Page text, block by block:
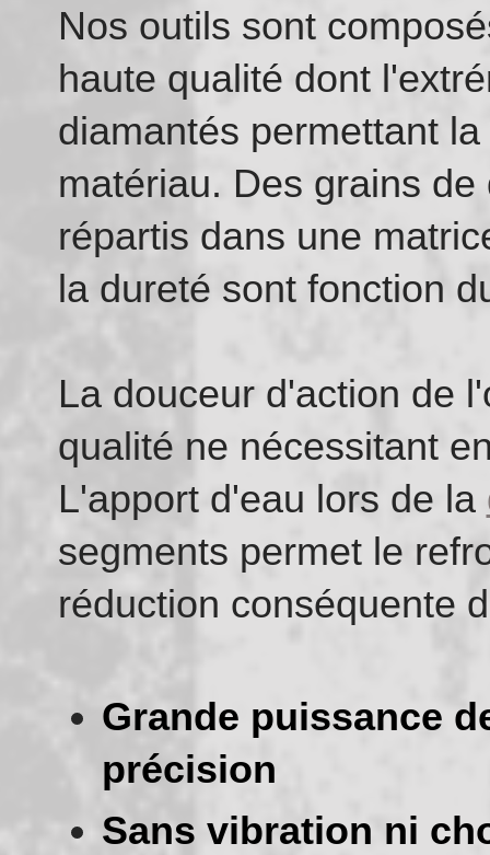
Nos outils sont
haute qualité dont
diamantés permettant la
matériau. Des grains
répartis dans une
la dureté sont fonction
La douceur d'action de
qualité ne nécessitant
L'apport d'eau lors de la
segments permet le
réduction conséquente
Grande puissance
précision
Sans vibration ni